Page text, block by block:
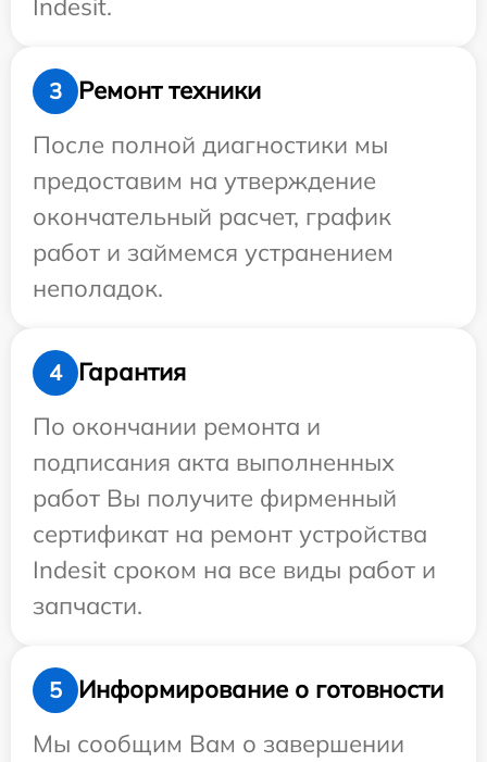
Indesit.
3
Ремонт техники
После полной диагностики мы
предоставим на утверждение
окончательный расчет, график
работ и займемся устранением
неполадок.
4
Гарантия
По окончании ремонта и
подписания акта выполненных
работ Вы получите фирменный
сертификат на ремонт устройства
Indesit сроком на все виды работ и
запчасти.
5
Информирование о готовности
Мы сообщим Вам о завершении